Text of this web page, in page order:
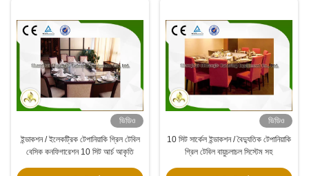
ভিডিও
ইন্ডাকশন / ইলেকট্রিক টেপানিয়াকি গ্রিল টেবিল
বেসিক কনফিগারেশন 10 সিট আর্চ আকৃতি
ভিডিও
10 সিট সার্কেল ইন্ডাকশন / বৈদ্যুতিক টেপানিয়াকি
গ্রিল টেবিল বায়ুচলাচল সিস্টেম সহ